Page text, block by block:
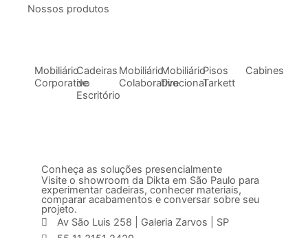
Nossos produtos
Mobiliário
Corporativo
Cadeiras
de
Escritório
Mobiliário
Colaborativo
Mobiliário
Direcional
Pisos
Tarkett
Cabines
Conheça as soluções presencialmente
Visite o showroom da Dikta em São Paulo para
experimentar cadeiras, conhecer materiais,
comparar acabamentos e conversar sobre seu
projeto.
Av São Luis 258 | Galeria Zarvos | SP